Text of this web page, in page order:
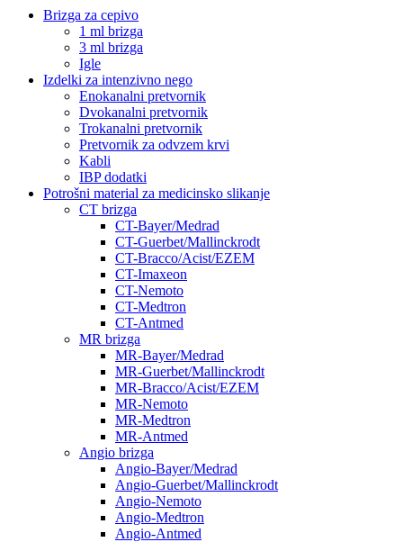
Brizga za cepivo
1 ml brizga
3 ml brizga
Igle
Izdelki za intenzivno nego
Enokanalni pretvornik
Dvokanalni pretvornik
Trokanalni pretvornik
Pretvornik za odvzem krvi
Kabli
IBP dodatki
Potrošni material za medicinsko slikanje
CT brizga
CT-Bayer/Medrad
CT-Guerbet/Mallinckrodt
CT-Bracco/Acist/EZEM
CT-Imaxeon
CT-Nemoto
CT-Medtron
CT-Antmed
MR brizga
MR-Bayer/Medrad
MR-Guerbet/Mallinckrodt
MR-Bracco/Acist/EZEM
MR-Nemoto
MR-Medtron
MR-Antmed
Angio brizga
Angio-Bayer/Medrad
Angio-Guerbet/Mallinckrodt
Angio-Nemoto
Angio-Medtron
Angio-Antmed